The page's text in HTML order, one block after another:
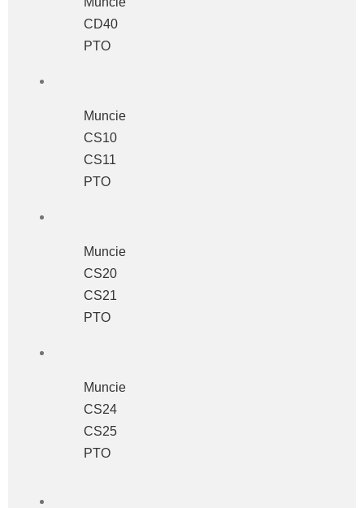
CD40
PTO
Muncie
CS10
CS11
PTO
Muncie
CS20
CS21
PTO
Muncie
CS24
CS25
PTO